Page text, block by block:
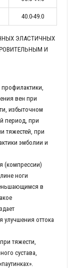
40.0-49.0
ЭЛАСТИЧНЫХ
И
вен при
избыточном
период, при
тяжестей, при
эмболии и
(компрессии)
ноги
в
улучшения оттока
тяжести,
сустава,